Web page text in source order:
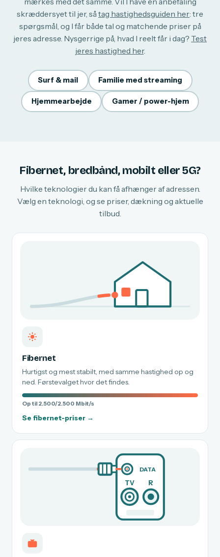
skræddersyet til jer, så tag hastighedsguiden her: tre
spørgsmål, og I får både tal og matchende priser på
jeres adresse. Nysgerrige på, hvad I reelt får i dag? Test
jeres hastighed her.
Surf & mail Familie med streaming
Hjemmearbejde Gamer / power-hjem
Fibernet, bredbånd, mobilt eller 5G?
Hvilke teknologier du kan få afhænger af adressen.
Vælg en teknologi, og se priser, dækning og aktuelle
tilbud.
Fibernet
Hurtigst og mest stabilt, med samme hastighed op og
ned. Førstevalget hvor det findes.
Op til 2.500/2.500 Mbit/s
Se fibernet-priser →
DATA
TV R